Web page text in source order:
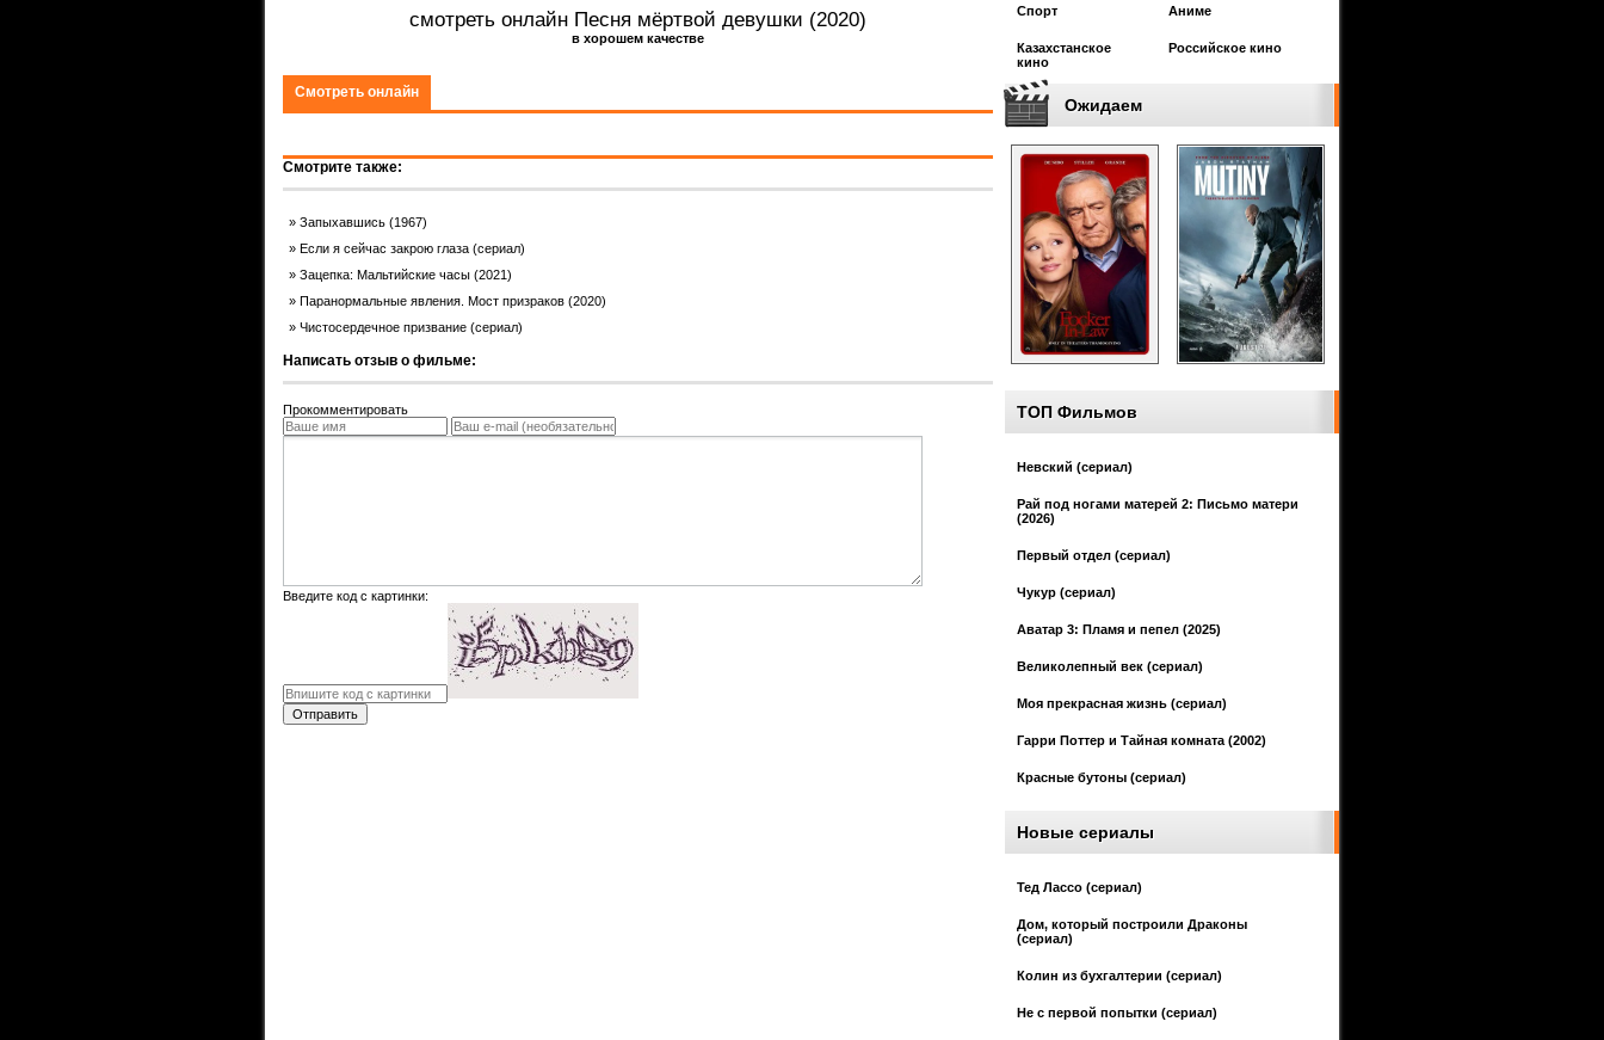
смотреть онлайн Песня мёртвой девушки (2020)
в хорошем качестве
Смотреть онлайн
Смотрите также:
Запыхавшись (1967)
Если я сейчас закрою глаза (сериал)
Зацепка: Мальтийские часы (2021)
Паранормальные явления. Мост призраков (2020)
Чистосердечное призвание (сериал)
Написать отзыв о фильме:
Прокомментировать
Введите код с картинки:
Отправить
Спорт Аниме
Казахстанское
кино
Российское кино
Ожидаем
ТОП Фильмов
Невский (сериал)
Рай под ногами матерей 2: Письмо матери
(2026)
Первый отдел (сериал)
Чукур (сериал)
Аватар 3: Пламя и пепел (2025)
Великолепный век (сериал)
Моя прекрасная жизнь (сериал)
Гарри Поттер и Тайная комната (2002)
Красные бутоны (сериал)
Новые сериалы
Тед Лассо (сериал)
Дом, который построили Драконы
(сериал)
Колин из бухгалтерии (сериал)
Не с первой попытки (сериал)